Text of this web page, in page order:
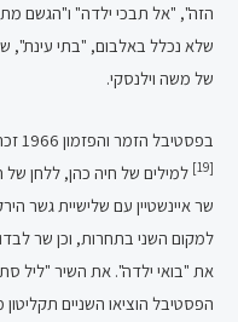
הזה", "אל תבכי ילדה" ו"הגשם
שלא נכלל באלבום, "בתי עינת",
של משה וילנסקי.
בפסטיבל הזמר והפזמון 1966 זכה איינשטיין שוב, הפעם עם השיר "ליל סתיו",
[19]
למילים של חיה כהן, ללחן של
שר איינשטיין עם שלישיית גשר
למקום השני בתחרות, וכן שר
את "בואי ילדה". את השיר "ליל
הפסטיבל הוציאו השניים